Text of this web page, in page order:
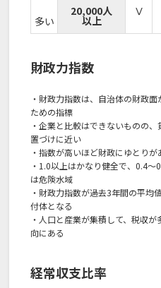
多い
20,000人
以上
Ⅴ
財政力指数
・財政力指数は、自治体の財政
ための指標
・企業と比較はできないものの
置づけに近い
・指数が高いほど財政にゆとりが
・1.0以上はかなり健全で、0.4
は危険水域
・財政力指数が過去3年間の平均
付体となる
・人口と産業が集積して、税収
向にある
経常収支比率